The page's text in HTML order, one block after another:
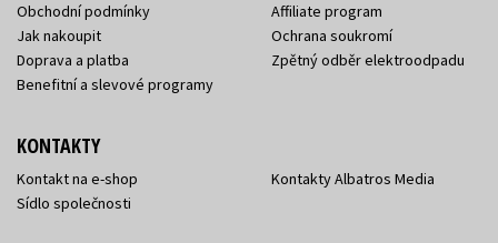
Obchodní podmínky
Jak nakoupit
Doprava a platba
Benefitní a slevové programy
Affiliate program
Ochrana soukromí
Zpětný odběr elektroodpadu
KONTAKTY
Kontakt na e-shop
Sídlo společnosti
Kontakty Albatros Media